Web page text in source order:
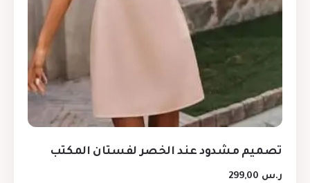
تصميم مشدود عند الخصر لفستان المكتب
ر.س